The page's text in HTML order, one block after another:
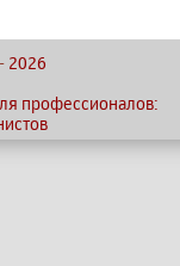
- 2026
профессионалов: